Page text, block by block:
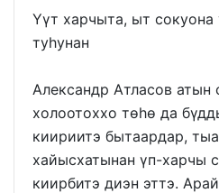
Үүт харчыта, ыт сокуона
туһунан
Александр Атласов атын
холоотоххо төһө да
киириитэ бытаардар,
хайысхатынан үп-харчы
киирбитэ диэн эттэ.